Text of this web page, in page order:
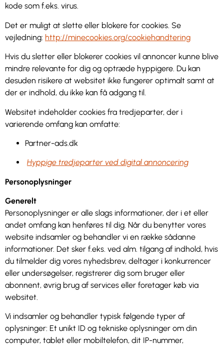
kode som f.eks. virus.
Det er muligt at slette eller blokere for cookies. Se
vejledning: http://minecookies.org/cookiehandtering
Hvis du sletter eller blokerer cookies vil annoncer kunne blive
mindre relevante for dig og optræde hyppigere. Du kan
desuden risikere at websitet ikke fungerer optimalt samt at
der er indhold, du ikke kan få adgang til.
Websitet indeholder cookies fra tredjeparter, der i
varierende omfang kan omfatte:
Partner-ads.dk
Hyppige tredjeparter ved digital annoncering
Personoplysninger
Generelt
Personoplysninger er alle slags informationer, der i et eller
andet omfang kan henføres til dig. Når du benytter vores
website indsamler og behandler vi en række sådanne
informationer. Det sker f.eks. ved alm. tilgang af indhold, hvis
du tilmelder dig vores nyhedsbrev, deltager i konkurrencer
eller undersøgelser, registrerer dig som bruger eller
abonnent, øvrig brug af services eller foretager køb via
websitet.
Vi indsamler og behandler typisk følgende typer af
oplysninger: Et unikt ID og tekniske oplysninger om din
computer, tablet eller mobiltelefon, dit IP-nummer,